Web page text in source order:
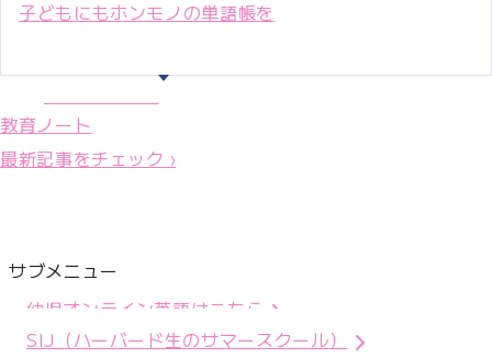
子どもにもホンモノの単語帳を
教育ノート
最新記事をチェック ›
サブメニュー
幼児オンライン英語はこちら
SIJ（ハーバード生のサマースクール）